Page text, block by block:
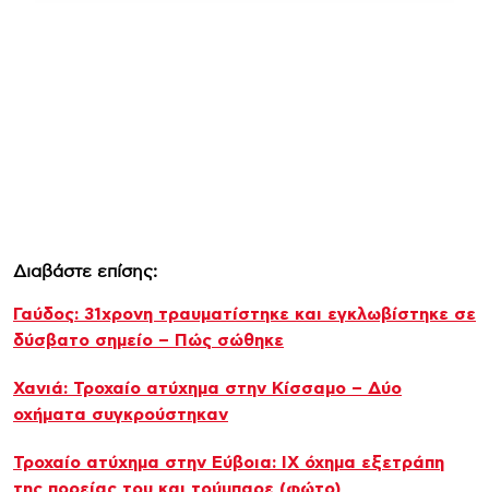
Διαβάστε επίσης:
Γαύδος: 31χρονη τραυματίστηκε και εγκλωβίστηκε σε
δύσβατο σημείο – Πώς σώθηκε
Χανιά: Τροχαίο ατύχημα στην Κίσσαμο – Δύο
οχήματα συγκρούστηκαν
Τροχαίο ατύχημα στην Εύβοια: ΙΧ όχημα εξετράπη
της πορείας του και τούμπαρε (φώτο)